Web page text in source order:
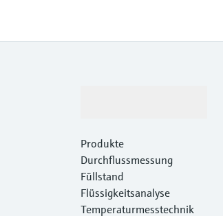
Produkte
Durchflussmessung
Füllstand
Flüssigkeitsanalyse
Temperaturmesstechnik